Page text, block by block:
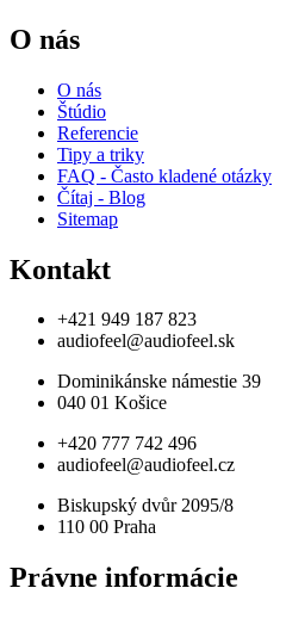
O nás
O nás
Štúdio
Referencie
Tipy a triky
FAQ - Často kladené otázky
Čítaj - Blog
Sitemap
Kontakt
+421 949 187 823
audiofeel@audiofeel.sk
Dominikánske námestie 39
040 01 Košice
+420 777 742 496
audiofeel@audiofeel.cz
Biskupský dvůr 2095/8
110 00 Praha
Právne informácie